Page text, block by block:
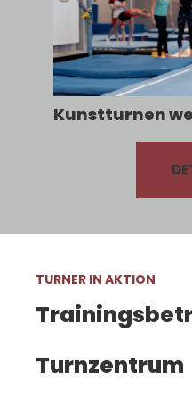
Kunstturnen
TURNER IN AKTION
Turnzentrum